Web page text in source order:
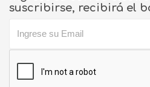
suscribirse, recibirá el